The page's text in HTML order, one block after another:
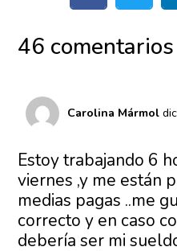
46 comentarios
Carolina Mármol
Estoy trabajando 6
viernes ,y me están
medias pagas ..me
correcto y en caso
debería ser mi